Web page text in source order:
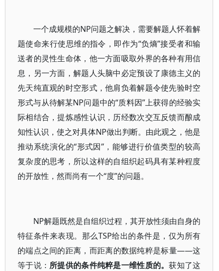
一个成规模的NP问题之解决，需要解题人怀着解
题使命来行使思维的指令，即作为“负熵”接受者和输
送者的灵性生命体，他一方面吸取外界的各种有用信
息，另一方面，解题人头脑中必定预设了康德主义的
先天纯直观的时空形式，他肩负着解题令使先验时空
形式与从待解某NP问题中的“质料因”上获得的经验实
际相结合，提炼感性认识，历经数次交互反馈而酿成
知性认识，使之对具体NP做出判断。由此观之，他是
推动系统演化的“形式因”，能够进行价值类型的较高
复杂度的思考，所以这样的自组织起码具有某种程度
的开放性，然而尚有一个“度”的问题。
NP解题既然是自组织过程，其开放性须由自身的
特征条件来表现。那么TSP给出的条件是，仅为所有
的端点之间的距离，而距离的数据纯粹是标量——这
等于说： 所提供的条件纯粹是一维性质的。获知了这